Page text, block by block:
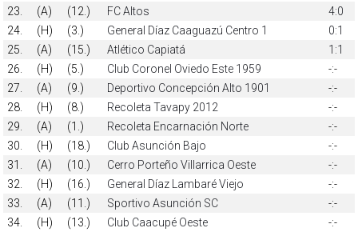
23.
(A) (12.) FC Altos
4:0
24.
(H) (3.) General Díaz Caaguazú Centro 1
0:1
25.
(A) (15.) Atlético Capiatá
1:1
26.
(H) (5.) Club Coronel Oviedo Este 1959
-:-
27.
(A) (9.) Deportivo Concepción Alto 1901
-:-
28.
(H) (8.) Recoleta Tavapy 2012
-:-
29.
(A) (1.) Recoleta Encarnación Norte
-:-
30.
(H) (18.) Club Asunción Bajo
-:-
31.
(A) (10.) Cerro Porteño Villarrica Oeste
-:-
32.
(H) (16.) General Díaz Lambaré Viejo
-:-
33.
(A) (11.) Sportivo Asunción SC
-:-
34.
(H) (13.) Club Caacupé Oeste -:-